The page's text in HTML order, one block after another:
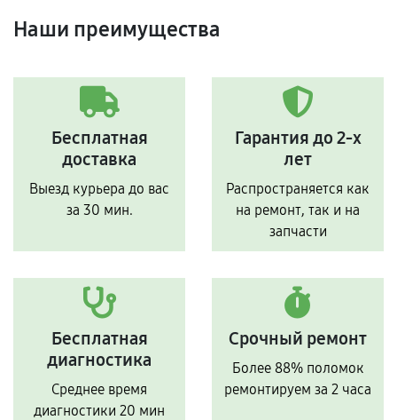
Наши преимущества
Бесплатная
доставка
Выезд курьера до вас
за 30 мин.
Гарантия до 2-х
лет
Распространяется как
на ремонт, так и на
запчасти
Бесплатная
диагностика
Среднее время
диагностики 20 мин
Срочный ремонт
Более 88% поломок
ремонтируем за 2 часа